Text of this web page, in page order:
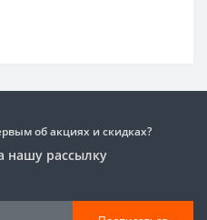
об акциях и скидках?
нашу рассылку